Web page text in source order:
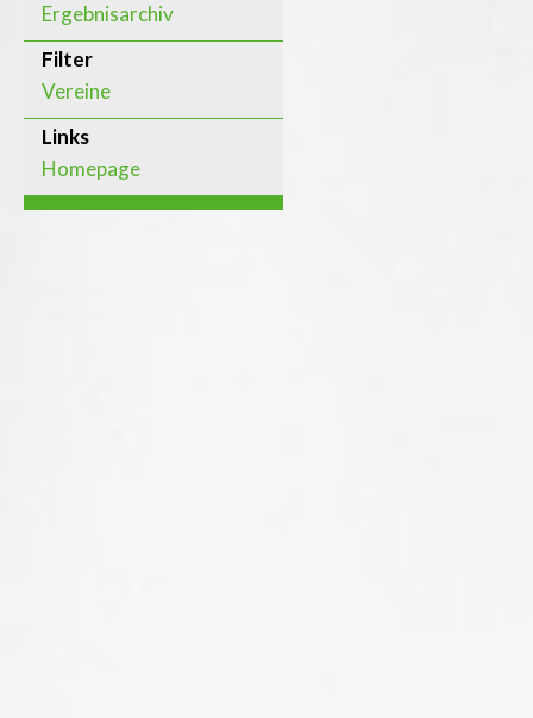
Ergebnisarchiv
Filter
Vereine
Links
Homepage